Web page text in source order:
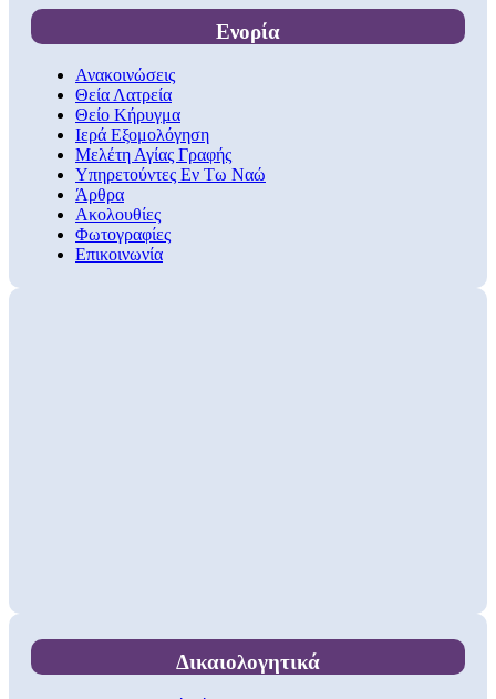
Ενορία
Ανακοινώσεις
Θεία Λατρεία
Θείο Κήρυγμα
Ιερά Εξομολόγηση
Μελέτη Αγίας Γραφής
Υπηρετούντες Εν Τω Ναώ
Άρθρα
Ακολουθίες
Φωτογραφίες
Επικοινωνία
Δικαιολογητικά